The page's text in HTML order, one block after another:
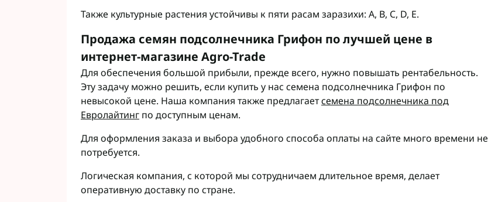
Также культурные растения устойчивы к пяти расам заразихи: A, B, C, D, E.
Продажа семян подсолнечника Грифон по лучшей цене в
интернет-магазине Agro-Trade
Для обеспечения большой прибыли, прежде всего, нужно повышать рентабельность.
Эту задачу можно решить, если купить у нас семена подсолнечника Грифон по
невысокой цене. Наша компания также предлагаетсемена подсолнечника под
Евролайтинг по доступным ценам.
Для оформления заказа и выбора удобного способа оплаты на сайте много времени не
потребуется.
Логическая компания, с которой мы сотрудничаем длительное время, делает
оперативную доставку по стране.